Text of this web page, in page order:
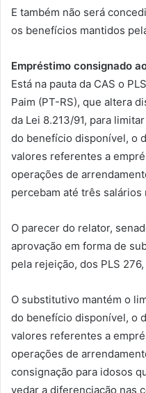
E também não será
os benefícios mantidos
Empréstimo consignado
Está na pauta da CAS o
Paim (PT-RS), que altera
da Lei 8.213/91, para
do benefício disponível, o
valores referentes a
operações de
percebam até três salários
O parecer do relator,
aprovação em forma de
pela rejeição, dos PLS
O substitutivo mantém o
do benefício disponível, o
valores referentes a
operações de
consignação para idosos
vedar a diferenciação nas